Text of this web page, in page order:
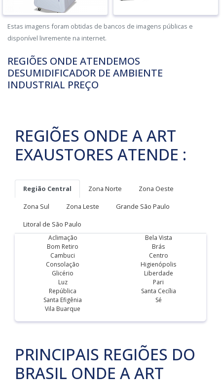
Estas imagens foram obtidas de bancos de imagens públicas e
disponível livremente na internet.
REGIÕES ONDE ATENDEMOS
DESUMIDIFICADOR DE AMBIENTE
INDUSTRIAL PREÇO
REGIÕES ONDE A ART
EXAUSTORES ATENDE :
Região Central Zona Norte
Zona Oeste
Zona Sul
Zona Leste
Grande São Paulo
Litoral de São Paulo
Aclimação
Bela Vista
Bom Retiro
Brás
Cambuci
Centro
Consolação
Higienópolis
Glicério
Liberdade
Luz
Pari
República
Santa Cecília
Santa Efigênia
Sé
Vila Buarque
PRINCIPAIS REGIÕES DO
BRASIL ONDE A ART